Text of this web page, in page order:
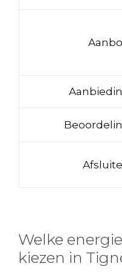
Welke
kiezen in